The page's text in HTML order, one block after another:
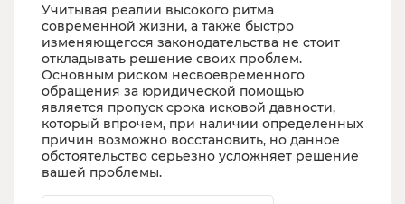
Учитывая реалии высокого ритма
современной жизни, а также быстро
изменяющегося законодательства не стоит
откладывать решение своих проблем.
Основным риском несвоевременного
обращения за юридической помощью
является пропуск срока исковой давности,
который впрочем, при наличии определенных
причин возможно восстановить, но данное
обстоятельство серьезно усложняет решение
вашей проблемы.